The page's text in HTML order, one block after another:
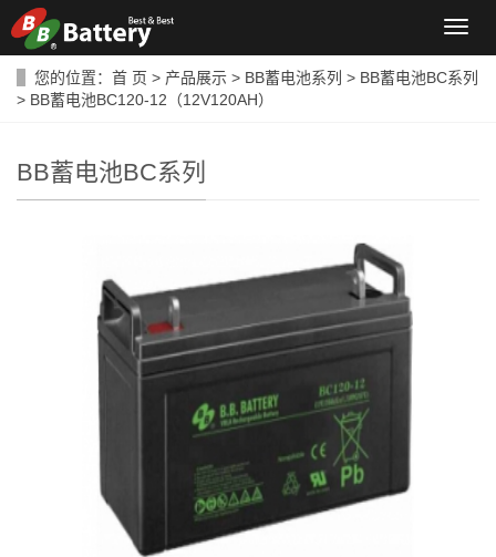
导
菜
您的位置： 首 页 > 产品展示 > BB蓄电池系列 > BB蓄电池BC系列
> BB蓄电池BC120-12（12V120AH）
BB蓄电池BC系列